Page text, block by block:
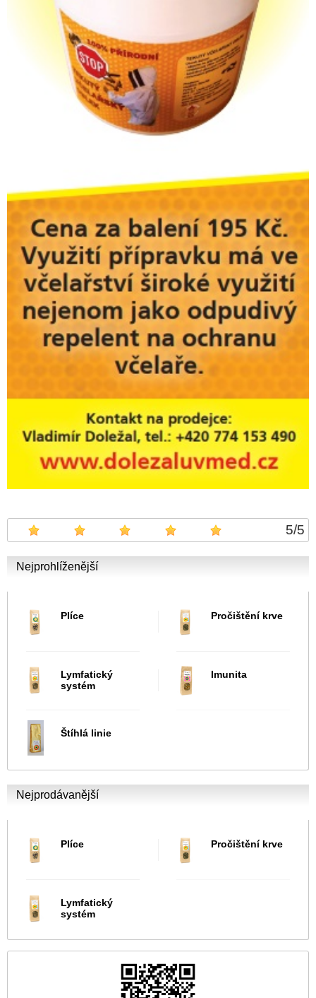
5/5
Nejprohlíženější
Plíce Pročištění krve
Lymfatický
systém
Imunita
Štíhlá linie
Nejprodávanější
Plíce Pročištění krve
Lymfatický
systém